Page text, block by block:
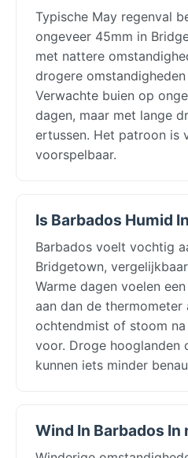
Typische May regenval
ongeveer 45mm in
met nattere
drogere
Verwachte buien op
dagen, maar met lange
ertussen. Het patroon is
voorspelbaar.
Is Barbados Humid
Barbados voelt vochtig
Bridgetown,
Warme dagen voelen
aan dan de thermometer
ochtendmist of stoom
voor. Droge hooglanden
kunnen iets minder
Wind In Barbados In